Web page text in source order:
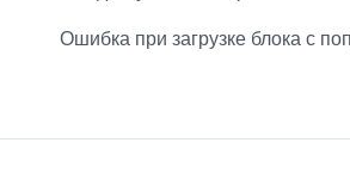
Ошибка при загрузке блока с